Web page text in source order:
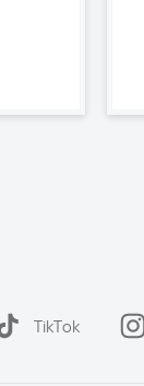
TikTok